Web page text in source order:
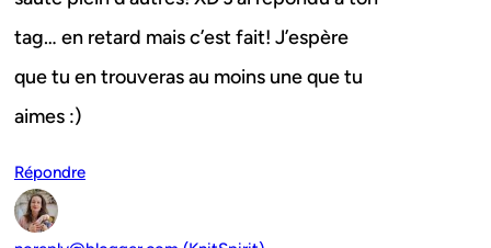
tag… en retard mais c’est fait! J’espère
que tu en trouveras au moins une que tu
aimes :)
Répondre